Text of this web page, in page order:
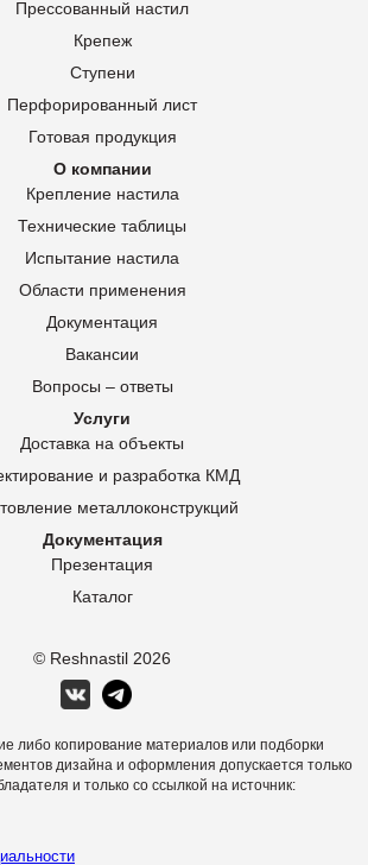
© Reshnastil 2026
Прессованный настил
Крепеж
Ступени
Перфорированный лист
Готовая продукция
О компании
Крепление настила
Технические таблицы
Испытание настила
Области применения
Документация
Вакансии
Вопросы – ответы
Услуги
Доставка на объекты
и разработка КМД
металлоконструкций
Документация
Презентация
Каталог
либо копирование материалов или подборки
дизайна и оформления допускается только
и только со ссылкой на источник: